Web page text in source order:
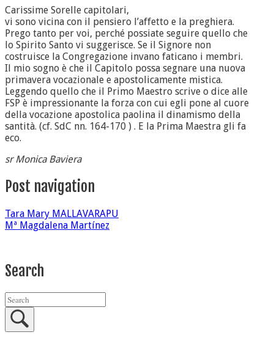
Carissime Sorelle capitolari,
vi sono vicina con il pensiero l’affetto e la preghiera.
Prego tanto per voi, perché possiate seguire quello che
lo Spirito Santo vi suggerisce. Se il Signore non
costruisce la Congregazione invano faticano i membri.
Il mio sogno è che il Capitolo possa segnare una nuova
primavera vocazionale e apostolicamente mistica.
Leggendo quello che il Primo Maestro scrive o dice alle
FSP è impressionante la forza con cui egli pone al cuore
della vocazione apostolica paolina il dinamismo della
santità. (cf. SdC nn. 164-170 ) . E la Prima Maestra gli fa
eco.
sr Monica Baviera
Post navigation
Tara Mary MALLAVARAPU
Mª Magdalena Martínez
Search